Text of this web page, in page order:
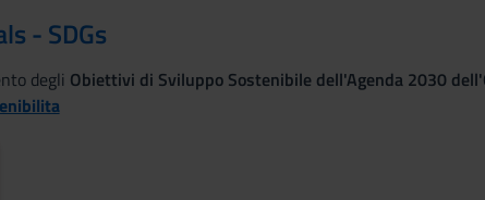
- SDGs
degli Obiettivi di Sviluppo Sostenibile dell'Agenda 2030